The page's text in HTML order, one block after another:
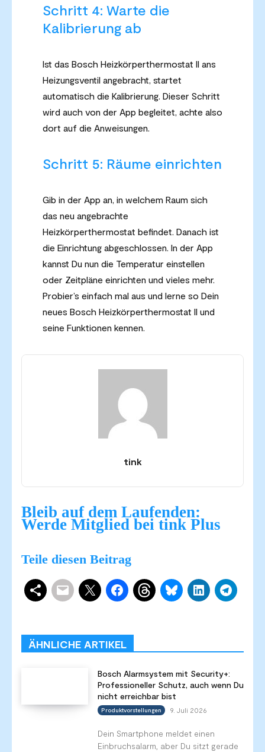
Schritt 4: Warte die
Kalibrierung ab
Ist das Bosch Heizkörperthermostat II ans
Heizungsventil angebracht, startet
automatisch die Kalibrierung. Dieser Schritt
wird auch von der App begleitet, achte also
dort auf die Anweisungen.
Schritt 5: Räume einrichten
Gib in der App an, in welchem Raum sich
das neu angebrachte
Heizkörperthermostat befindet. Danach ist
die Einrichtung abgeschlossen. In der App
kannst Du nun die Temperatur einstellen
oder Zeitpläne einrichten und vieles mehr.
Probier’s einfach mal aus und lerne so Dein
neues Bosch Heizkörperthermostat II und
seine Funktionen kennen.
tink
Bleib auf dem Laufenden:
Werde Mitglied bei tink Plus
Teile diesen Beitrag
ÄHNLICHE ARTIKEL
Bosch Alarmsystem mit Security+:
Professioneller Schutz, auch wenn Du
nicht erreichbar bist
Produktvorstellungen 9. Juli 2026
Dein Smartphone meldet einen
Einbruchsalarm, aber Du sitzt gerade